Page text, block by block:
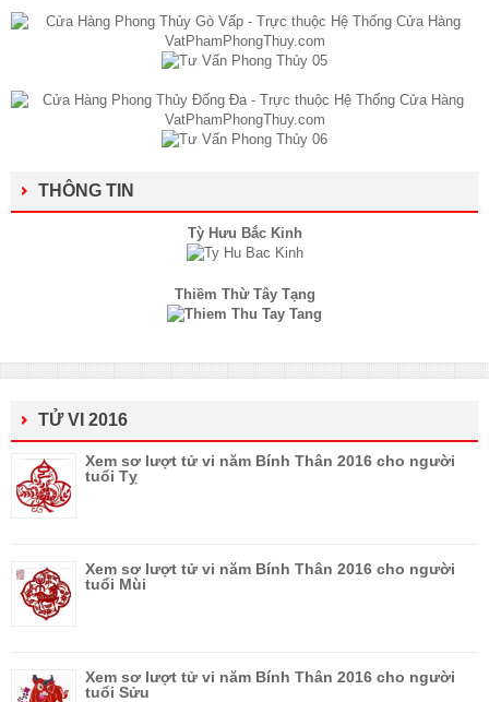
THÔNG TIN
Tỳ Hưu Bắc Kinh
Thiềm Thừ Tây Tạng
TỬ VI 2016
Xem sơ lượt tử vi năm Bính Thân 2016 cho người
tuổi Tỵ
Xem sơ lượt tử vi năm Bính Thân 2016 cho người
tuổi Mùi
Xem sơ lượt tử vi năm Bính Thân 2016 cho người
tuổi Sửu